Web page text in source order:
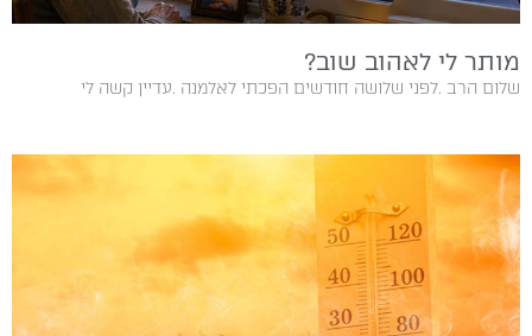
מותר לי לאהוב שוב?
שלום‭ ‬הרב‭. ‬לפני‭ ‬שלושה‭ ‬חודשים‭ ‬הפכתי‭ ‬לאלמנה‭. ‬עדיין‭ ‬קשה‭ ‬לי‭